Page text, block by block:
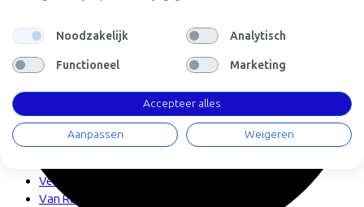
Fietsmerken
Gazelle
Cannondale
Cervélo
Kalkhoff
Veloretti
Van Raam
Noodzakelijk Analytisch
Functioneel Marketing
Accepteer alles
Aanpassen Weigeren